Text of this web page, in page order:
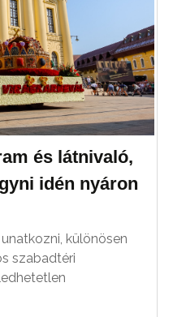
és látnivaló,
idén nyáron
különösen
szabadtéri